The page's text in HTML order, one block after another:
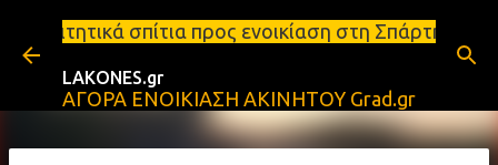
Μετάβαση στο κύριο περιεχόμενο
προς ενοικίαση στη Σπάρτη Ενοικιάσεις
LAKONES.gr
ΑΓΟΡΑ ΕΝΟΙΚΙΑΣΗ ΑΚΙΝΗΤΟΥ Grad.gr